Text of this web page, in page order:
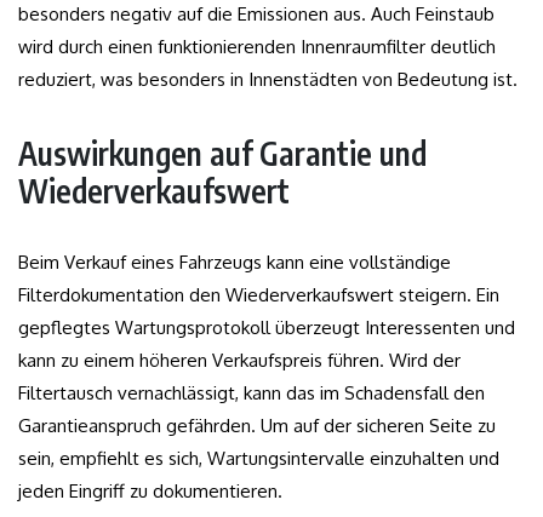
besonders negativ auf die Emissionen aus. Auch Feinstaub
wird durch einen funktionierenden Innenraumfilter deutlich
reduziert, was besonders in Innenstädten von Bedeutung ist.
Auswirkungen auf Garantie und
Wiederverkaufswert
Beim Verkauf eines Fahrzeugs kann eine vollständige
Filterdokumentation den Wiederverkaufswert steigern. Ein
gepflegtes Wartungsprotokoll überzeugt Interessenten und
kann zu einem höheren Verkaufspreis führen. Wird der
Filtertausch vernachlässigt, kann das im Schadensfall den
Garantieanspruch gefährden. Um auf der sicheren Seite zu
sein, empfiehlt es sich, Wartungsintervalle einzuhalten und
jeden Eingriff zu dokumentieren.